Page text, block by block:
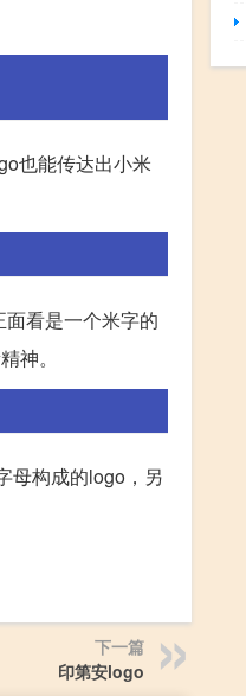
也能传达出小米
看是一个米字的
神。
母构成的logo，另
下一篇
印第安logo